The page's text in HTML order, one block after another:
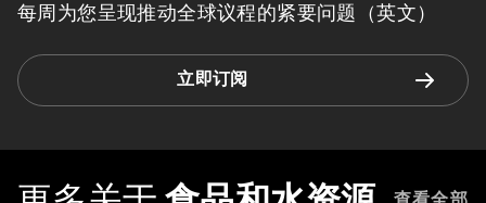
每周为您呈现推动全球议程的紧要问题（英文）
立即订阅